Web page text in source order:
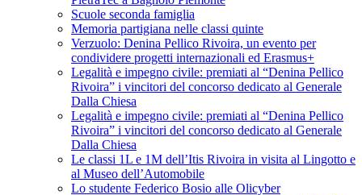
Scuole seconda famiglia
Memoria partigiana nelle classi quinte
Verzuolo: Denina Pellico Rivoira, un evento per
condividere progetti internazionali ed Erasmus+
Legalità e impegno civile: premiati al “Denina Pellico
Rivoira” i vincitori del concorso dedicato al Generale
Dalla Chiesa
Legalità e impegno civile: premiati al “Denina Pellico
Rivoira” i vincitori del concorso dedicato al Generale
Dalla Chiesa
Le classi 1L e 1M dell’Itis Rivoira in visita al Lingotto e
al Museo dell’Automobile
Lo studente Federico Bosio alle Olicyber